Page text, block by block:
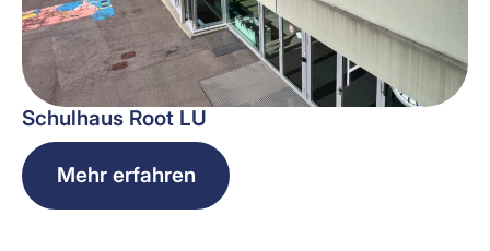
Schulhaus Root LU
Mehr erfahren